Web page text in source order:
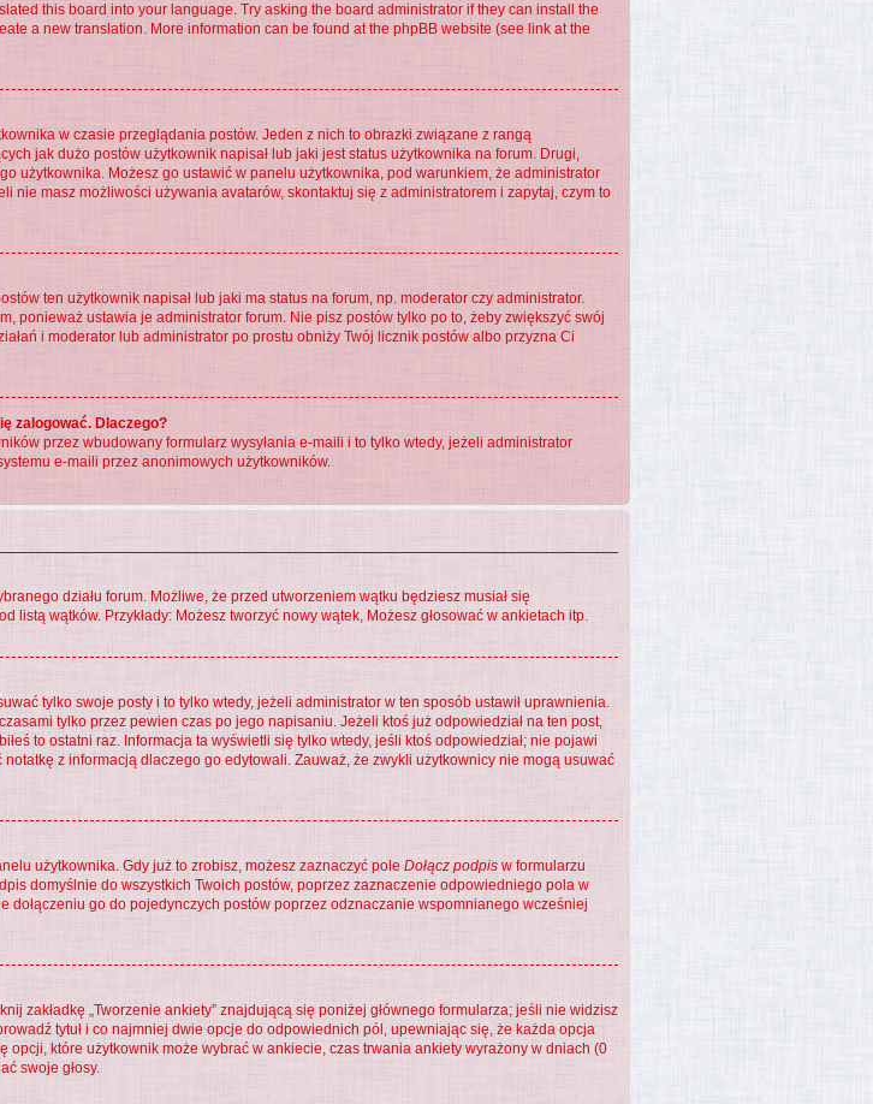
this board into your language. Try asking the board administrator if they can install the
a new translation. More information can be found at the phpBB website (see link at the
w czasie przeglądania postów. Jeden z nich to obrazki związane z rangą
jak dużo postów użytkownik napisał lub jaki jest status użytkownika na forum. Drugi,
użytkownika. Możesz go ustawić w panelu użytkownika, pod warunkiem, że administrator
nie masz możliwości używania avatarów, skontaktuj się z administratorem i zapytaj, czym to
ten użytkownik napisał lub jaki ma status na forum, np. moderator czy administrator.
ponieważ ustawia je administrator forum. Nie pisz postów tylko po to, żeby zwiększyć swój
i moderator lub administrator po prostu obniży Twój licznik postów albo przyzna Ci
zalogować. Dlaczego?
przez wbudowany formularz wysyłania e-maili i to tylko wtedy, jeżeli administrator
e-maili przez anonimowych użytkowników.
działu forum. Możliwe, że przed utworzeniem wątku będziesz musiał się
wątków. Przykłady: Możesz tworzyć nowy wątek, Możesz głosować w ankietach itp.
tylko swoje posty i to tylko wtedy, jeżeli administrator w ten sposób ustawił uprawnienia.
tylko przez pewien czas po jego napisaniu. Jeżeli ktoś już odpowiedział na ten post,
to ostatni raz. Informacja ta wyświetli się tylko wtedy, jeśli ktoś odpowiedział; nie pojawi
z informacją dlaczego go edytowali. Zauważ, że zwykli użytkownicy nie mogą usuwać
użytkownika. Gdy już to zrobisz, możesz zaznaczyć pole Dołącz podpis w formularzu
domyślnie do wszystkich Twoich postów, poprzez zaznaczenie odpowiedniego pola w
dołączeniu go do pojedynczych postów poprzez odznaczanie wspomnianego wcześniej
zakładkę „Tworzenie ankiety” znajdującą się poniżej głównego formularza; jeśli nie widzisz
tytuł i co najmniej dwie opcje do odpowiednich pól, upewniając się, że każda opcja
które użytkownik może wybrać w ankiecie, czas trwania ankiety wyrażony w dniach (0
swoje głosy.